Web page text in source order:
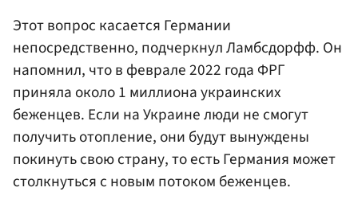
Этот вопрос касается Германии
непосредственно, подчеркнул Ламбсдорфф. Он
напомнил, что в феврале 2022 года ФРГ
приняла около 1 миллиона украинских
беженцев. Если на Украине люди не смогут
получить отопление, они будут вынуждены
покинуть свою страну, то есть Германия может
столкнуться с новым потоком беженцев.